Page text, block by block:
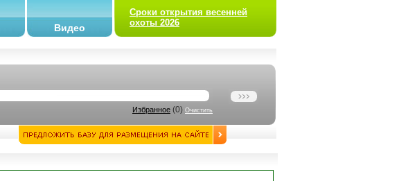
Видео
Сроки открытия весенней
охоты 2026
Избранное (0) Очистить